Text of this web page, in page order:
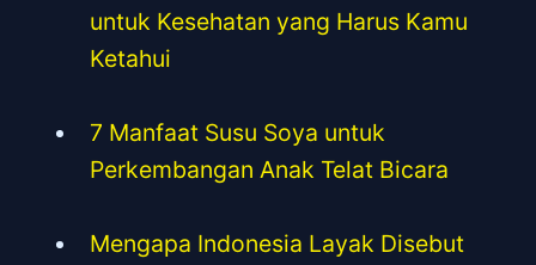
untuk Kesehatan yang Harus Kamu
Ketahui
7 Manfaat Susu Soya untuk
Perkembangan Anak Telat Bicara
Mengapa Indonesia Layak Disebut